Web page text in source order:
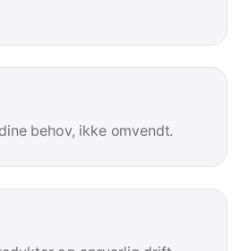
behov, ikke omvendt.